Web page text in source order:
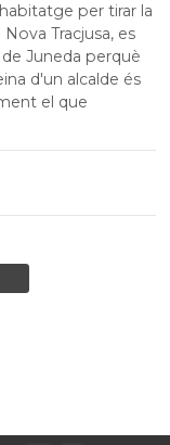
per tirar la
NovaTracjusa, es
Juneda perquè
d'un alcalde és
el que